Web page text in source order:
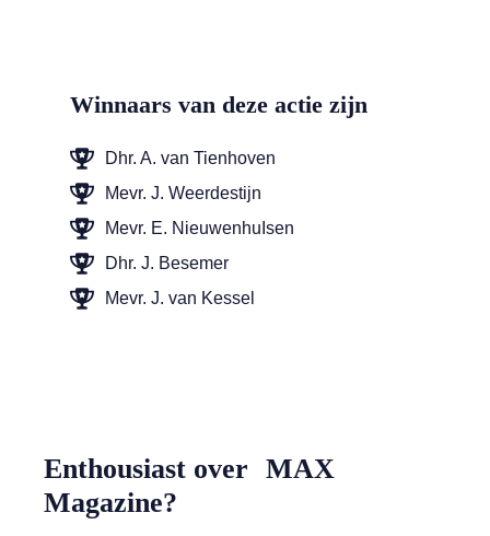
Winnaars van deze actie zijn
Dhr. A. van Tienhoven
Mevr. J. Weerdestijn
Mevr. E. NieuwenhuIsen
Dhr. J. Besemer
Mevr. J. van Kessel
Enthousiast over MAX
Magazine?